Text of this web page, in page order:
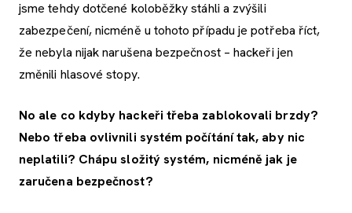
jsme tehdy dotčené koloběžky stáhli a zvýšili
zabezpečení, nicméně u tohoto případu je potřeba říct,
že nebyla nijak narušena bezpečnost – hackeři jen
změnili hlasové stopy.
No ale co kdyby hackeři třeba zablokovali brzdy?
Nebo třeba ovlivnili systém počítání tak, aby nic
neplatili? Chápu složitý systém, nicméně jak je
zaručena bezpečnost?